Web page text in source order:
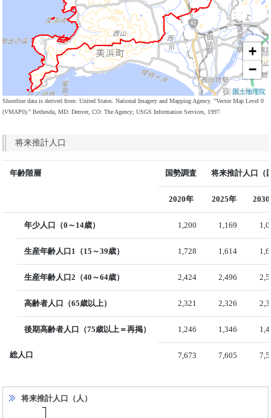
+
−
国土地理院
Shoreline data is derived from: United States. National Imagery and Mapping Agency. "Vector Map Level 0
(VMAP0)." Bethesda, MD: Denver, CO: The Agency; USGS Information Services, 1997.
将来推計人口
年齢階層 国勢調査 将来推計人口（
2020年 2025年
年少人口（0～14歳） 1,200 1,169
生産年齢人口1（15～39歳） 1,728 1,614
生産年齢人口2（40～64歳） 2,424 2,496
高齢者人口（65歳以上） 2,321 2,326
後期高齢者人口（75歳以上＝再掲） 1,246 1,346
総人口 7,673 7,605
将来推計人口（人）